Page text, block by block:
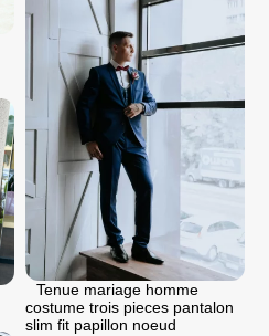
Tenue mariage homme
costume trois pieces pantalon
slim fit papillon noeud